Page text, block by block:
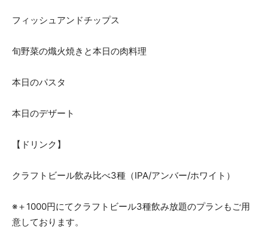
フィッシュアンドチップス
旬野菜の熾火焼きと本日の肉料理
本日のパスタ
本日のデザート
【ドリンク】
クラフトビール飲み比べ3種（IPA/アンバー/ホワイト）
※＋1000円にてクラフトビール3種飲み放題のプランもご用
意しております。